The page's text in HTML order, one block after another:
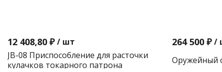
12 408,80 ₽ / шт
JB-08 Приспособление для расточки
кулачков токарного патрона
264 500 ₽ /
Оружейный